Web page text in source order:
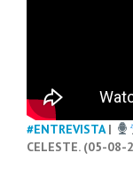
#ENTREVISTA|
CELESTE. (05-08-